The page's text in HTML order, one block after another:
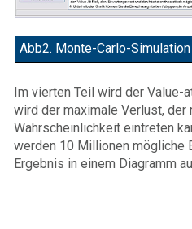
Abb2. Monte-Carlo-Simulation
Im vierten Teil wird der Value-
wird der maximale Verlust,
Wahrscheinlichkeit eintreten
werden 10 Millionen mögliche
Ergebnis in einem Diagramm